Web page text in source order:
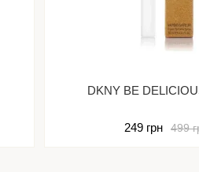
воспринимает по-своему.
с ограниченным тиражом. В
DKNY BE
499
249 грн